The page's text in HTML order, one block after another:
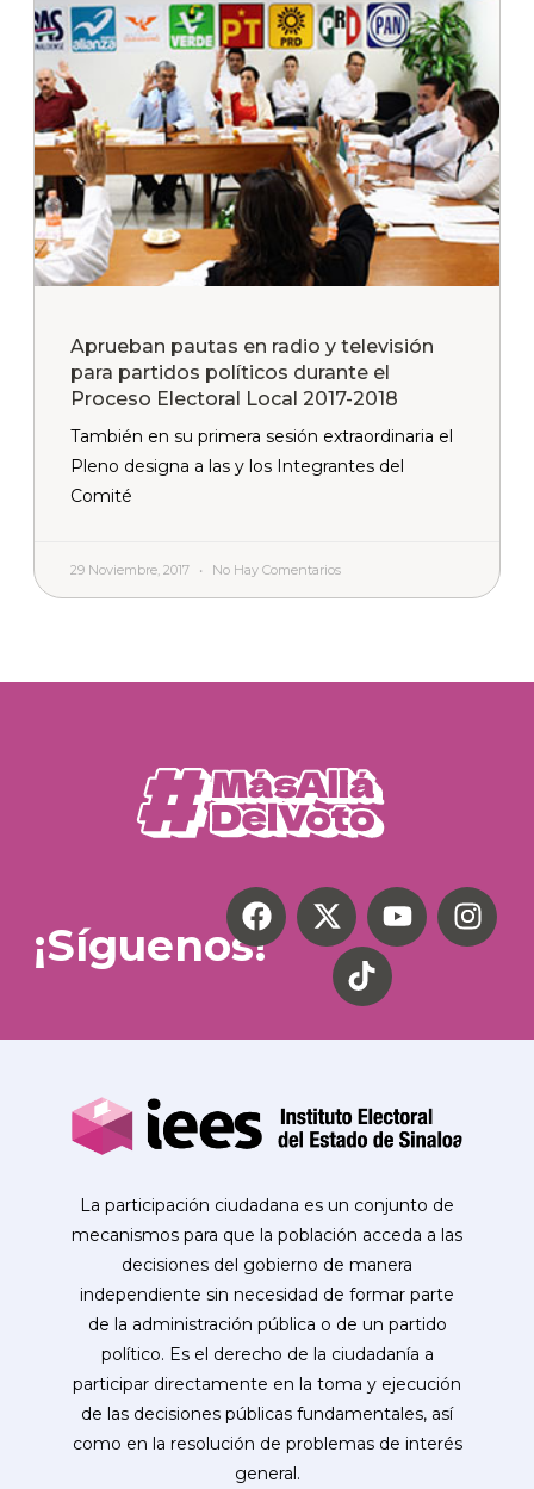
Aprueban pautas en radio y televisión
para partidos políticos durante el
Proceso Electoral Local 2017-2018
También en su primera sesión extraordinaria el
Pleno designa a las y los Integrantes del
Comité
29 Noviembre, 2017 No Hay Comentarios
¡Síguenos!
La participación ciudadana es un conjunto de
mecanismos para que la población acceda a las
decisiones del gobierno de manera
independiente sin necesidad de formar parte
de la administración pública o de un partido
político. Es el derecho de la ciudadanía a
participar directamente en la toma y ejecución
de las decisiones públicas fundamentales, así
como en la resolución de problemas de interés
general.